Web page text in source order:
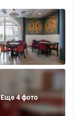
Еще 4 фото